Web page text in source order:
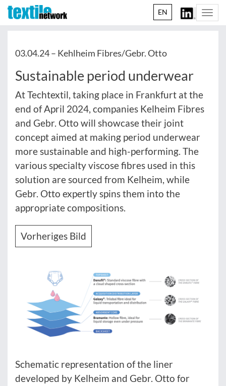
EN
03.04.24 – Kehlheim Fibres/Gebr. Otto
Sustainable period underwear
At Techtextil, taking place in Frankfurt at the
end of April 2024, companies Kelheim Fibres
and Gebr. Otto will showcase their joint
concept aimed at making period underwear
more sustainable and high-performing. The
various specialty viscose fibres used in this
solution are sourced from Kelheim, while
Gebr. Otto expertly spins them into the
appropriate compositions.
Vorheriges Bild
Schematic representation of the liner
developed by Kelheim and Gebr. Otto for